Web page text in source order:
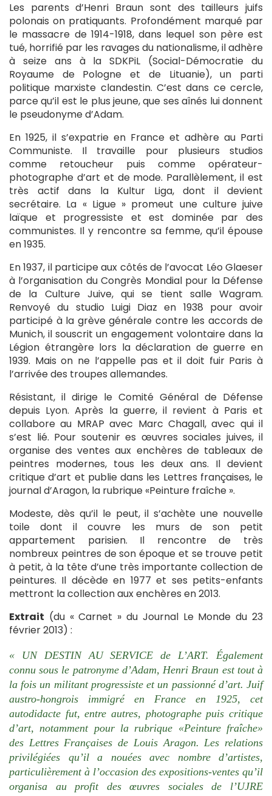
Les parents d’Henri Braun sont des tailleurs juifs
polonais on pratiquants. Profondément marqué par
le massacre de 1914-1918, dans lequel son père est
tué, horrifié par les ravages du nationalisme, il adhère
à seize ans à la SDKPiL (Social-Démocratie du
Royaume de Pologne et de Lituanie), un parti
politique marxiste clandestin. C’est dans ce cercle,
parce qu’il est le plus jeune, que ses aînés lui donnent
le pseudonyme d’Adam.
En 1925, il s’expatrie en France et adhère au Parti
Communiste. Il travaille pour plusieurs studios
comme retoucheur puis comme opérateur-
photographe d’art et de mode. Parallèlement, il est
très actif dans la Kultur Liga, dont il devient
secrétaire. La « Ligue » promeut une culture juive
laïque et progressiste et est dominée par des
communistes. Il y rencontre sa femme, qu’il épouse
en 1935.
En 1937, il participe aux côtés de l’avocat Léo Glaeser
à l’organisation du Congrès Mondial pour la Défense
de la Culture Juive, qui se tient salle Wagram.
Renvoyé du studio Luigi Diaz en 1938 pour avoir
participé à la grève générale contre les accords de
Munich, il souscrit un engagement volontaire dans la
Légion étrangère lors la déclaration de guerre en
1939. Mais on ne l’appelle pas et il doit fuir Paris à
l’arrivée des troupes allemandes.
Résistant, il dirige le Comité Général de Défense
depuis Lyon. Après la guerre, il revient à Paris et
collabore au MRAP avec Marc Chagall, avec qui il
s’est lié. Pour soutenir es œuvres sociales juives, il
organise des ventes aux enchères de tableaux de
peintres modernes, tous les deux ans. Il devient
critique d’art et publie dans les Lettres françaises, le
journal d’Aragon, la rubrique «Peinture fraîche ».
Modeste, dès qu’il le peut, il s’achète une nouvelle
toile dont il couvre les murs de son petit
appartement parisien. Il rencontre de très
nombreux peintres de son époque et se trouve petit
à petit, à la tête d’une très importante collection de
peintures. Il décède en 1977 et ses petits-enfants
mettront la collection aux enchères en 2013.
Extrait (du « Carnet » du Journal Le Monde du 23
février 2013) :
« UN DESTIN AU SERVICE de L’ART. Également
connu sous le patronyme d’Adam, Henri Braun est tout à
la fois un militant progressiste et un passionné d’art. Juif
austro-hongrois immigré en France en 1925, cet
autodidacte fut, entre autres, photographe puis critique
d’art, notamment pour la rubrique «Peinture fraîche»
des Lettres Françaises de Louis Aragon. Les relations
privilégiées qu’il a nouées avec nombre d’artistes,
particulièrement à l’occasion des expositions-ventes qu’il
organisa au profit des œuvres sociales de l’UJRE